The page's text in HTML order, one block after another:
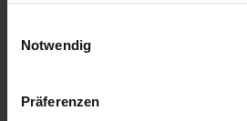
wieder ändern. Diesen Banner
Notwendig
Präferenzen
Bleib informiert